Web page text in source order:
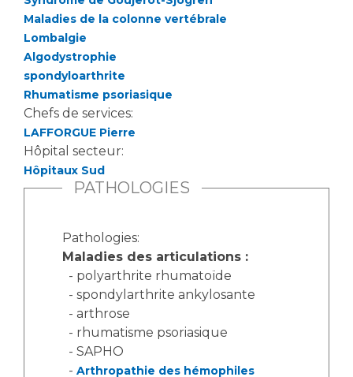
Lieu de santé sans tabac
Maladies de la colonne vertébrale
Lombalgie
Algodystrophie
spondyloarthrite
Rhumatisme psoriasique
Chefs de services:
LAFFORGUE Pierre
Hôpital secteur:
Hôpitaux Sud
PATHOLOGIES
Pathologies:
Maladies des articulations :
- polyarthrite rhumatoïde
- spondylarthrite ankylosante
- arthrose
- rhumatisme psoriasique
- SAPHO
- Arthropathie des hémophiles